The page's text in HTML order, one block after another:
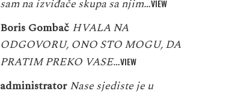
sam na izviđače skupa sa njim…VIEW
Boris Gombač HVALA NA
ODGOVORU, ONO STO MOGU, DA
PRATIM PREKO VASE…VIEW
administrator Nase sjediste je u